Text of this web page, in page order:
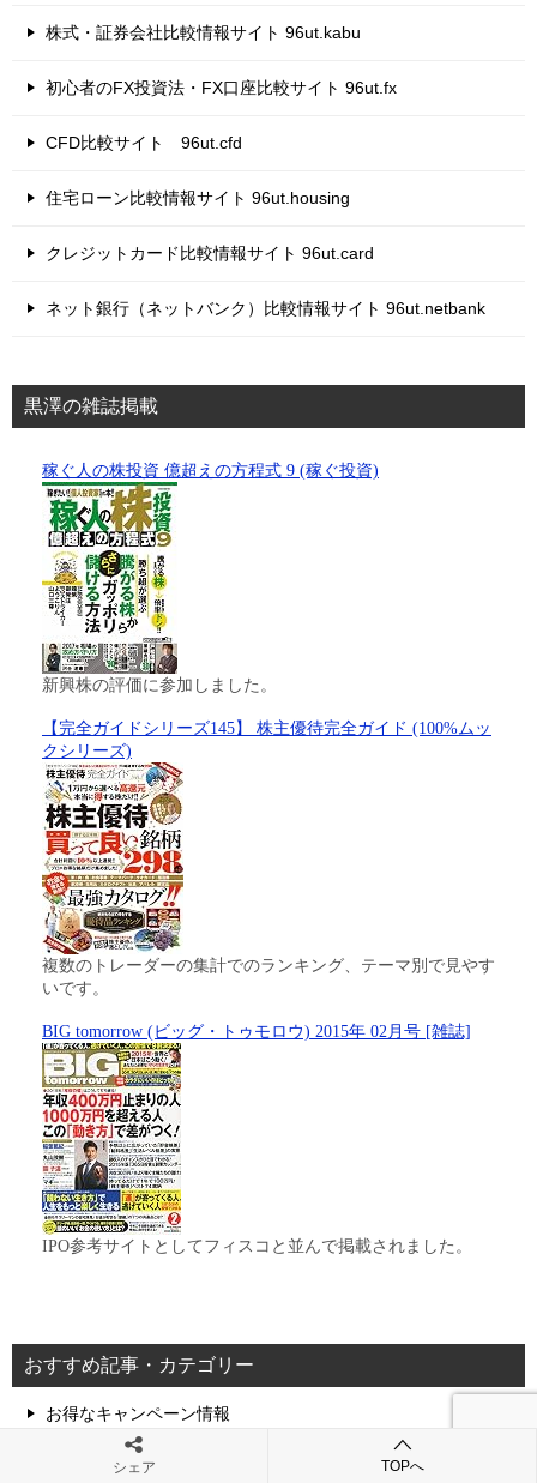
株式・証券会社比較情報サイト 96ut.kabu
初心者のFX投資法・FX口座比較サイト 96ut.fx
CFD比較サイト 96ut.cfd
住宅ローン比較情報サイト 96ut.housing
クレジットカード比較情報サイト 96ut.card
ネット銀行（ネットバンク）比較情報サイト 96ut.netbank
黒澤の雑誌掲載
稼ぐ人の株投資 億超えの方程式 9 (稼ぐ投資)
新興株の評価に参加しました。
【完全ガイドシリーズ145】 株主優待完全ガイド (100%ムッ
クシリーズ)
複数のトレーダーの集計でのランキング、テーマ別で見やす
いです。
BIG tomorrow (ビッグ・トゥモロウ) 2015年 02月号 [雑誌]
IPO参考サイトとしてフィスコと並んで掲載されました。
おすすめ記事・カテゴリー
お得なキャンペーン情報
実施中FXキャンペーン一覧
シェア TOPへ